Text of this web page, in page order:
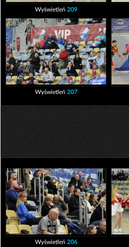
Wyświetleń 209
Wyświetleń 207
Wyświetleń 206